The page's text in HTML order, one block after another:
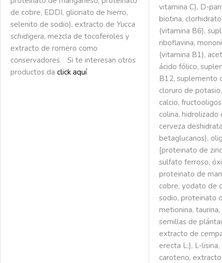
de cobre, EDDI, glicinato de hierro,
selenito de sodio), extracto de Yucca
schidigera, mezcla de tocoferoles y
extracto de romero como
conservadores. Si te interesan otros
productos da click aquí.
vitamina C), D-
biotina,
(vitamina B6),
riboflavina,
(vitamina B1),
ácido fólico,
B12, suplemento
cloruro de
calcio,
colina,
cerveza
betaglucanos),
[proteinato de
sulfato ferroso,
proteinato de
cobre, yodato de
sodio, proteinato
metionina,
semillas de
extracto de
erecta L.), L-
caroteno,